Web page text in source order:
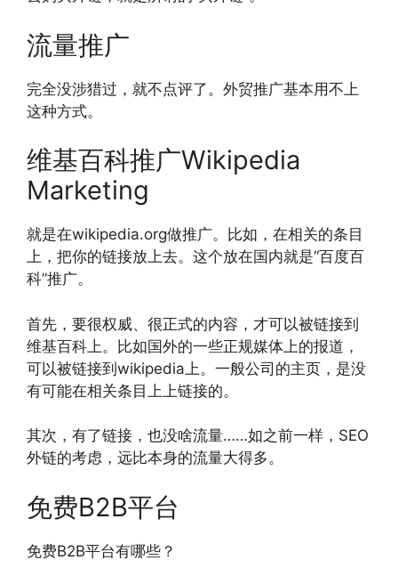
流量推广
完全没涉猎过，就不点评了。外贸推广基本用不上
这种方式。
维基百科推广Wikipedia
Marketing
就是在wikipedia.org做推广。比如，在相关的条目
上，把你的链接放上去。这个放在国内就是“百度百
科”推广。
首先，要很权威、很正式的内容，才可以被链接到
维基百科上。比如国外的一些正规媒体上的报道，
可以被链接到wikipedia上。一般公司的主页，是没
有可能在相关条目上上链接的。
其次，有了链接，也没啥流量……如之前一样，SEO
外链的考虑，远比本身的流量大得多。
免费B2B平台
免费B2B平台有哪些？